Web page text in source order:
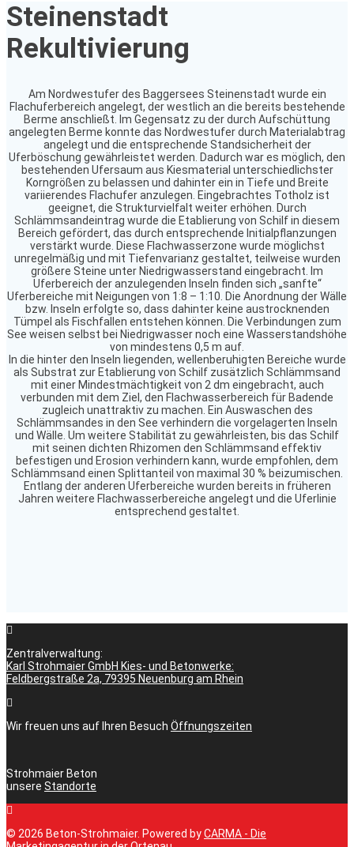
Steinenstadt
Rekultivierung
Am Nordwestufer des Baggersees Steinenstadt wurde ein
Flachuferbereich angelegt, der westlich an die bereits bestehende
Berme anschließt. Im Gegensatz zu der durch Aufschüttung
angelegten Berme konnte das Nordwestufer durch Materialabtrag
angelegt und die entsprechende Standsicherheit der
Uferböschung gewährleistet werden. Dadurch war es möglich, den
bestehenden Ufersaum aus Kiesmaterial unterschiedlichster
Korngrößen zu belassen und dahinter ein in Tiefe und Breite
variierendes Flachufer anzulegen. Eingebrachtes Totholz ist
geeignet, die Strukturvielfalt weiter erhöhen. Durch
Schlämmsandeintrag wurde die Etablierung von Schilf in diesem
Bereich gefördert, das durch entsprechende Initialpflanzungen
verstärkt wurde. Diese Flachwasserzone wurde möglichst
unregelmäßig und mit Tiefenvarianz gestaltet, teilweise wurden
größere Steine unter Niedrigwasserstand eingebracht. Im
Uferbereich der anzulegenden Inseln finden sich „sanfte“
Uferbereiche mit Neigungen von 1:8 – 1:10. Die Anordnung der Wälle
bzw. Inseln erfolgte so, dass dahinter keine austrocknenden
Tümpel als Fischfallen entstehen können. Die Verbindungen zum
See weisen selbst bei Niedrigwasser noch eine Wasserstandshöhe
von mindestens 0,5 m auf.
In die hinter den Inseln liegenden, wellenberuhigten Bereiche wurde
als Substrat zur Etablierung von Schilf zusätzlich Schlämmsand
mit einer Mindestmächtigkeit von 2 dm eingebracht, auch
verbunden mit dem Ziel, den Flachwasserbereich für Badende
zugleich unattraktiv zu machen. Ein Auswaschen des
Schlämmsandes in den See verhindern die vorgelagerten Inseln
und Wälle. Um weitere Stabilität zu gewährleisten, bis das Schilf
mit seinen dichten Rhizomen den Schlämmsand effektiv
befestigen und Erosion verhindern kann, wurde empfohlen, dem
Schlämmsand einen Splittanteil von maximal 30 % beizumischen.
Entlang der anderen Uferbereiche wurden bereits in früheren
Jahren weitere Flachwasserbereiche angelegt und die Uferlinie
entsprechend gestaltet.
Zentralverwaltung:
Karl Strohmaier GmbH Kies- und Betonwerke:
Feldbergstraße 2a, 79395 Neuenburg am Rhein
Wir freuen uns auf Ihren Besuch Öffnungszeiten
Strohmaier Beton
unsere Standorte
© 2026 Beton-Strohmaier. Powered byCARMA - Die